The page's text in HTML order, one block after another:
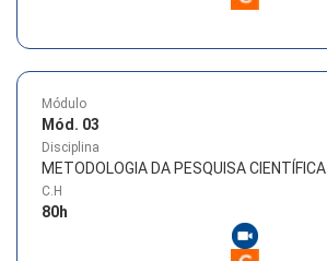
Módulo
Mód. 03
Disciplina
METODOLOGIA DA PESQUISA CIENTÍFICA
C.H
80h